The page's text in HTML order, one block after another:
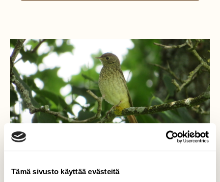
Tämä sivusto käyttää evästeitä